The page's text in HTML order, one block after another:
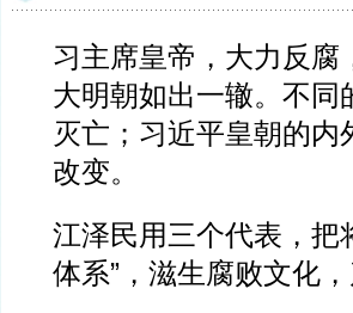
习主席皇帝，大力反腐
大明朝如出一辙。不同
灭亡；习近平皇朝的
改变。
江泽民用三个代表，把
体系”，滋生腐败文化